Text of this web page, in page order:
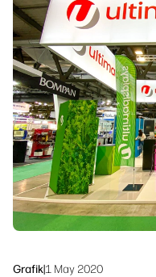
Workflow-Lösungen
Nachhaltigkeit
Grafik|1 May 2020